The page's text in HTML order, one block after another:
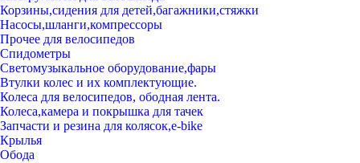
Корзины,сидения для детей,багажники,стяжки
Насосы,шланги,компрессоры
Прочее для велосипедов
Спидометры
Светомузыкальное оборудование,фары
Втулки колес и их комплектующие.
Колеса для велосипедов, ободная лента.
Колеса,камера и покрышка для тачек
Запчасти и резина для колясок,e-bike
Крылья
Обода